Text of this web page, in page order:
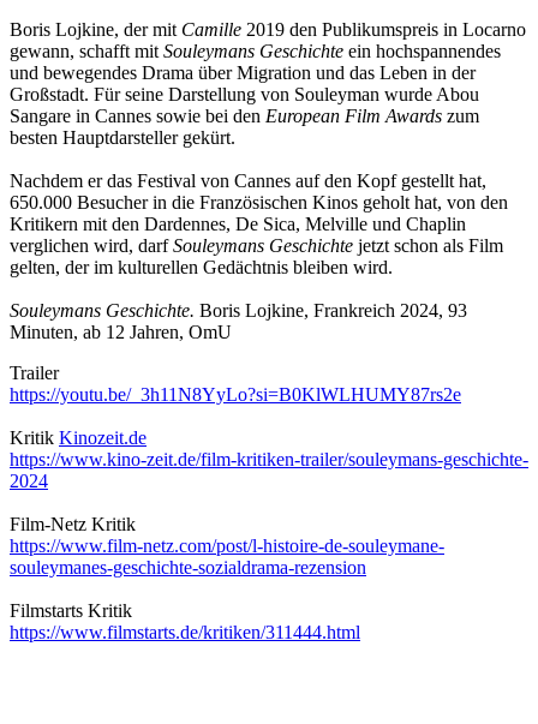
Boris Lojkine, der mit Camille 2019 den Publikumspreis in Locarno
gewann, schafft mit Souleymans Geschichte ein hochspannendes
und bewegendes Drama über Migration und das Leben in der
Großstadt. Für seine Darstellung von Souleyman wurde Abou
Sangare in Cannes sowie bei den European Film Awards zum
besten Hauptdarsteller gekürt.
Nachdem er das Festival von Cannes auf den Kopf gestellt hat,
650.000 Besucher in die Französischen Kinos geholt hat, von den
Kritikern mit den Dardennes, De Sica, Melville und Chaplin
verglichen wird, darfSouleymans Geschichte jetzt schon als Film
gelten, der im kulturellen Gedächtnis bleiben wird.
Souleymans Geschichte. Boris Lojkine, Frankreich 2024, 93
Minuten, ab 12 Jahren, OmU
Trailer
https://youtu.be/_3h11N8YyLo?si=B0KlWLHUMY87rs2e
Kritik Kinozeit.de
https://www.kino-zeit.de/film-kritiken-trailer/souleymans-geschichte-
2024
Film-Netz Kritik
https://www.film-netz.com/post/l-histoire-de-souleymane-
souleymanes-geschichte-sozialdrama-rezension
Filmstarts Kritik
https://www.filmstarts.de/kritiken/311444.html